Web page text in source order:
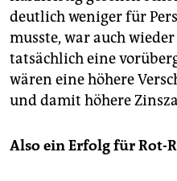
deutlich weniger für
musste, war auch
tatsächlich eine
wären eine höhere
und damit höhere
Also ein Erfolg für Rot-